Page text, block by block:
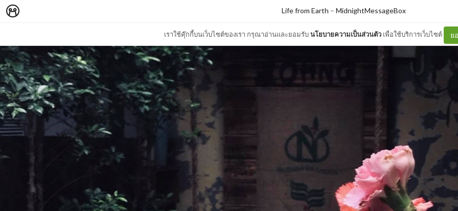
เราใช้คุ๊กกี้บนเว็บไซต์ของเรา กรุณาอ่านและยอมรับนโยบายความเป็นส่วนตัว เพื่อใช้บริการเว็บไซต์ ย
Life from Earth – MidnightMessageBox